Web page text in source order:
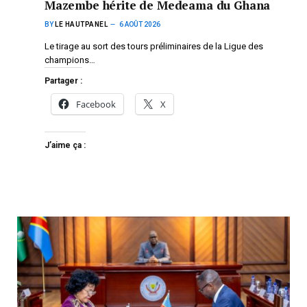
Mazembe hérite de Medeama du Ghana
BY LE HAUTPANEL 6 AOÛT 2026
Le tirage au sort des tours préliminaires de la Ligue des
champions…
Partager :
Facebook X
J’aime ça :